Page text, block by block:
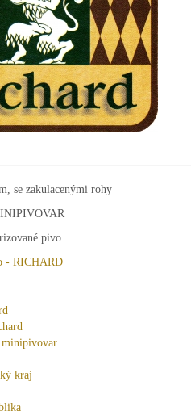
se zakulacenými rohy
pivo
- RICHARD
minipivovar
kraj